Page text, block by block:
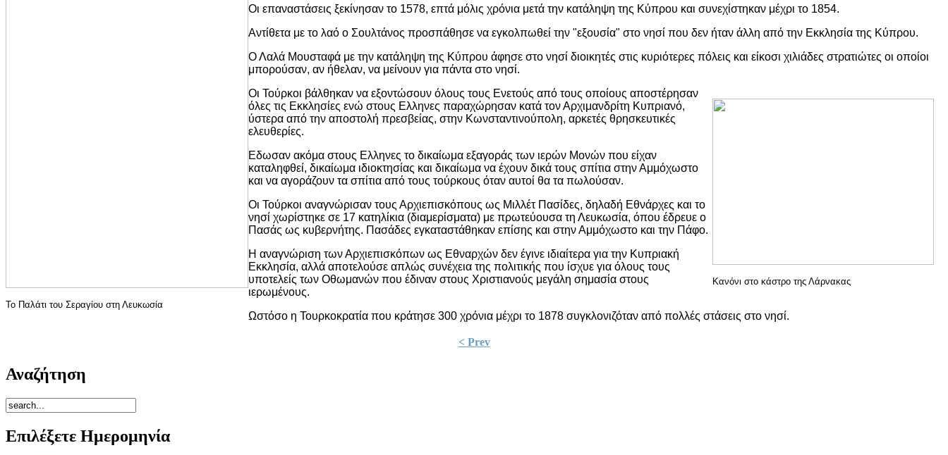
Το Παλάτι του Σεραγίου στη Λευκωσία
Οι επαναστάσεις ξεκίνησαν το 1578, επτά μόλις χρόνια μετά την κατάληψη της Κύπρου και συνεχίστηκαν μέχρι το 1854.
Αντίθετα με το λαό ο Σουλτάνος προσπάθησε να εγκολπωθεί την "εξουσία" στο νησί που δεν ήταν άλλη από την Εκκλησία της Κύπρου.
Ο Λαλά Μουσταφά με την κατάληψη της Κύπρου άφησε στο νησί διοικητές στις κυριότερες πόλεις και είκοσι χιλιάδες στρατιώτες οι οποίοι
μπορούσαν, αν ήθελαν, να μείνουν για πάντα στο νησί.
Κανόνι στο κάστρο της Λάρνακας
Οι Τούρκοι βάλθηκαν να εξοντώσουν όλους τους Ενετούς από τους οποίους αποστέρησαν
όλες τις Εκκλησίες ενώ στους Ελληνες παραχώρησαν κατά τον Αρχιμανδρίτη Κυπριανό,
ύστερα από την αποστολή πρεσβείας, στην Κωνσταντινούπολη, αρκετές θρησκευτικές
ελευθερίες.
Εδωσαν ακόμα στους Ελληνες το δικαίωμα εξαγοράς των ιερών Μονών που είχαν
καταληφθεί, δικαίωμα ιδιοκτησίας και δικαίωμα να έχουν δικά τους σπίτια στην Αμμόχωστο
και να αγοράζουν τα σπίτια από τους τούρκους όταν αυτοί θα τα πωλούσαν.
Οι Τούρκοι αναγνώρισαν τους Αρχιεπισκόπους ως Μιλλέτ Πασίδες, δηλαδή Εθνάρχες και το
νησί χωρίστηκε σε 17 κατηλίκια (διαμερίσματα) με πρωτεύουσα τη Λευκωσία, όπου έδρευε ο
Πασάς ως κυβερνήτης. Πασάδες εγκαταστάθηκαν επίσης και στην Αμμόχωστο και την Πάφο.
Η αναγνώριση των Αρχιεπισκόπων ως Εθναρχών δεν έγινε ιδιαίτερα για την Κυπριακή
Εκκλησία, αλλά αποτελούσε απλώς συνέχεια της πολιτικής που ίσχυε για όλους τους
υποτελείς των Οθωμανών που έδιναν στους Χριστιανούς μεγάλη σημασία στους
ιερωμένους.
Ωστόσο η Τουρκοκρατία που κράτησε 300 χρόνια μέχρι το 1878 συγκλονιζόταν από πολλές στάσεις στο νησί.
< Prev
Αναζήτηση
Επιλέξετε Ημερομηνία